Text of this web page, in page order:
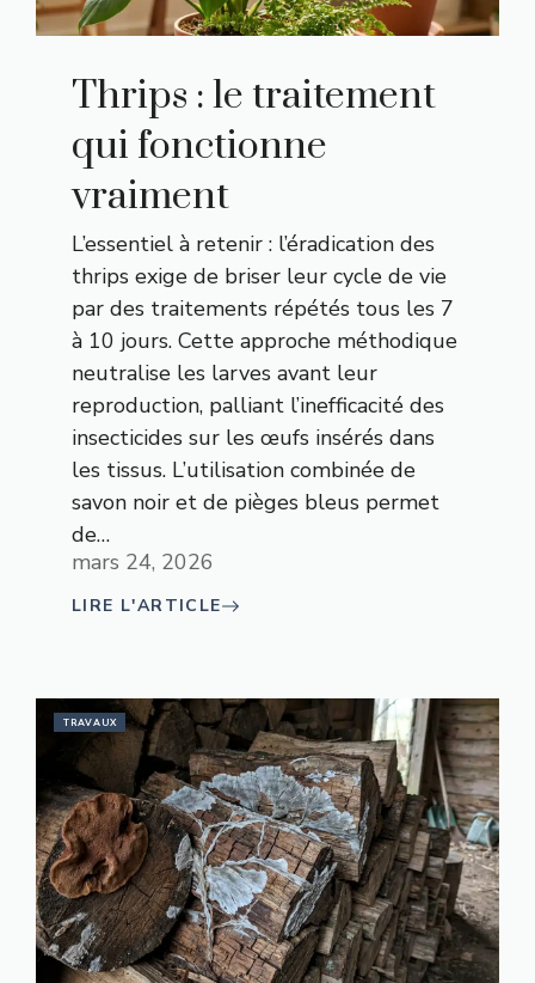
Thrips : le traitement
qui fonctionne
vraiment
L’essentiel à retenir : l’éradication des
thrips exige de briser leur cycle de vie
par des traitements répétés tous les 7
à 10 jours. Cette approche méthodique
neutralise les larves avant leur
reproduction, palliant l’inefficacité des
insecticides sur les œufs insérés dans
les tissus. L’utilisation combinée de
savon noir et de pièges bleus permet
de…
mars 24, 2026
LIRE L'ARTICLE
TRAVAUX